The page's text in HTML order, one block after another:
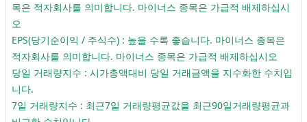
목은 적자회사를 의미합니다. 마이너스 종목은 가급적 배제하십시
오
EPS(당기순이익 / 주식수) : 높을 수록 좋습니다. 마이너스 종목은
적자회사를 의미합니다. 마이너스 종목은 가급적 배제하십시오
당일 거래량지수 : 시가총액대비 당일 거래금액을 지수화한 수치입
니다.
7일 거래량지수 : 최근7일 거래량평균값을 최근90일거래량평균과